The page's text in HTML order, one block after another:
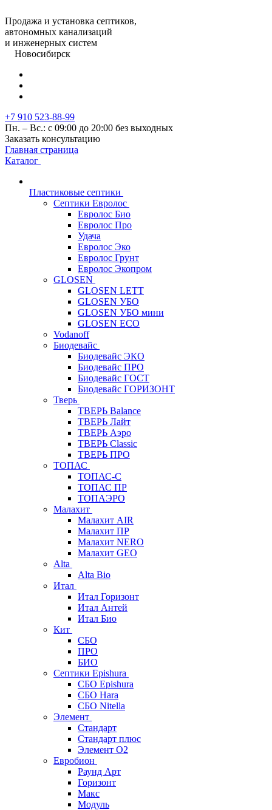
Продажа и установка септиков,
автономных канализаций
и инженерных систем
Новосибирск
+7 910 523-88-99
Пн. – Вс.: с 09:00 до 20:00 без выходных
Заказать консультацию
Главная страница
Каталог
Пластиковые септики
Септики Евролос
Евролос Био
Евролос Про
Удача
Евролос Эко
Евролос Грунт
Евролос Экопром
GLOSEN
GLOSEN LETT
GLOSEN УБО
GLOSEN УБО мини
GLOSEN ECO
Vodanoff
Биодевайс
Биодевайс ЭКО
Биодевайс ПРО
Биодевайс ГОСТ
Биодевайс ГОРИЗОНТ
Тверь
ТВЕРЬ Balance
ТВЕРЬ Лайт
ТВЕРЬ Аэро
ТВЕРЬ Classic
ТВЕРЬ ПРО
ТОПАС
ТОПАС-С
ТОПАС ПР
ТОПАЭРО
Малахит
Малахит AIR
Малахит ПР
Малахит NERO
Малахит GEO
Alta
Alta Bio
Итал
Итал Горизонт
Итал Антей
Итал Био
Кит
СБО
ПРО
БИО
Септики Epishura
СБО Epishura
СБО Hara
СБО Nitella
Элемент
Стандарт
Стандарт плюс
Элемент О2
Евробион
Раунд Арт
Горизонт
Макс
Модуль